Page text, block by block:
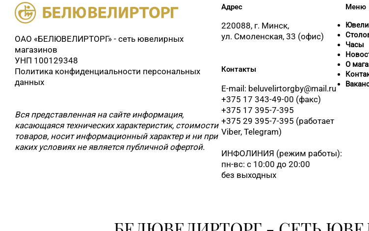
ОАО «БЕЛЮВЕЛИРТОРГ» - сеть ювелирных
магазинов
УНП 100129348
Политика конфиденциальности персональных
данных
Вся представленная на сайте информация,
касающаяся технических характеристик, стоимости
товаров, носит информационный характер и ни при
каких условиях не является публичной офертой.
Адрес
220088, г. Минск,
ул. Смоленская, 33 (офис)
Контакты
E-mail: beluvelirtorgby@mail.ru
+375 17 343-49-00 (факс)
+375 17 395-7-395
+375 29 395-7-395 (работает
Viber, Telegram)
ИНФОЛИНИЯ (режим работы):
пн-вс: с 10:00 до 20:00
без выходных
Меню
Часы
О